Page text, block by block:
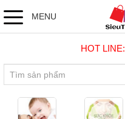
MENU
HOT LINE: